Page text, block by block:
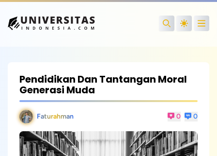
Search
Pendidikan Dan Tantangan Moral
Generasi Muda
Faturahman 0 0